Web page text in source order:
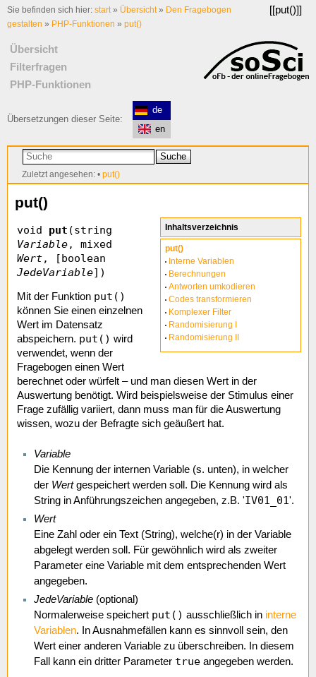
[[put()]]
Sie befinden sich hier: start» Übersicht» Den Fragebogen
gestalten » PHP-Funktionen » put()
Übersicht
Filterfragen
PHP-Funktionen
Übersetzungen dieser Seite:
de
en
Suche
Zuletzt angesehen: • put()
Inhaltsverzeichnis
put()
Interne Variablen
Berechnungen
Antworten umkodieren
Codes transformieren
Komplexer Filter
Randomisierung I
Randomisierung II
put()
void put (string
Variable, mixed
Wert, [boolean
JedeVariable])
Mit der Funktion put()
können Sie einen einzelnen
Wert im Datensatz
abspeichern. put() wird
verwendet, wenn der
Fragebogen einen Wert
berechnet oder würfelt – und man diesen Wert in der
Auswertung benötigt. Wird beispielsweise der Stimulus einer
Frage zufällig variiert, dann muss man für die Auswertung
wissen, wozu der Befragte sich geäußert hat.
Variable
Die Kennung der internen Variable (s. unten), in welcher
der Wertgespeichert werden soll. Die Kennung wird als
String in Anführungszeichen angegeben, z.B. 'IV01_01'.
Wert
Eine Zahl oder ein Text (String), welche(r) in der Variable
abgelegt werden soll. Für gewöhnlich wird als zweiter
Parameter eine Variable mit dem entsprechenden Wert
angegeben.
JedeVariable (optional)
Normalerweise speichert put() ausschließlich in interne
Variablen. In Ausnahmefällen kann es sinnvoll sein, den
Wert einer anderen Variable zu überschreiben. In diesem
Fall kann ein dritter Parameter true angegeben werden.